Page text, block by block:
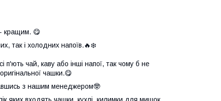
кращим. 😋
так і холодних напоїв.🔥❄️
чай, каву або інші напої, так чому б не
чашки.😋
з нашим менеджером🤓
яких входять чашки, кухлі, килимки для мишок,